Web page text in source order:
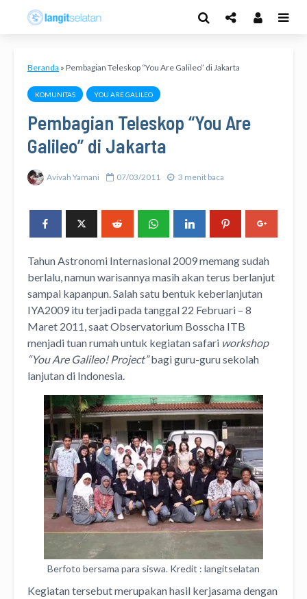
Beranda » Pembagian Teleskop “You Are Galileo” di Jakarta
KOMUNITAS YOU ARE GALILEO
Pembagian Teleskop “You Are
Galileo” di Jakarta
Avivah Yamani 07/03/2011 3 menit baca
Tahun Astronomi Internasional 2009 memang sudah
berlalu, namun warisannya masih akan terus berlanjut
sampai kapanpun. Salah satu bentuk keberlanjutan
IYA2009 itu terjadi pada tanggal 22 Februari – 8
Maret 2011, saat Observatorium Bosscha ITB
menjadi tuan rumah untuk kegiatan safari workshop
“You Are Galileo! Project”bagi guru-guru sekolah
lanjutan di Indonesia.
Berfoto bersama para siswa. Kredit : langitselatan
Kegiatan tersebut merupakan hasil kerjasama dengan